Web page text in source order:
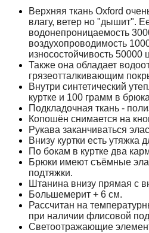
Верхняя ткань Oxford
влагу, ветер но "дышит".
водонепроницаемость
воздухопроводимость
износостойчивость 50000
Также она обладает
грязеотталкивающим
Внутри синтетический
куртке и 100 грамм в
Подкладочная ткань -
Копошён снимается на
Рукава заканчиваться
Внизу куртки есть утяжка
По бокам в куртке два
Брюки имеют съёмные
подтяжки.
Штанина внизу прямая с
Большемерит + 6 см.
Рассчитан на
при наличии флисовой
Светоотражающие